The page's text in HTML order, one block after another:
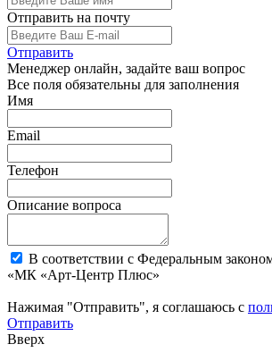
Отправить на почту
Отправить
Менеджер онлайн, задайте ваш вопрос
Все поля обязательны для заполнения
Имя
Email
Телефон
Описание вопроса
В соответствии с Федеральным
«МК «Арт-Центр Плюс»
Нажимая "Отправить", я соглашаюсь с
Отправить
Вверх